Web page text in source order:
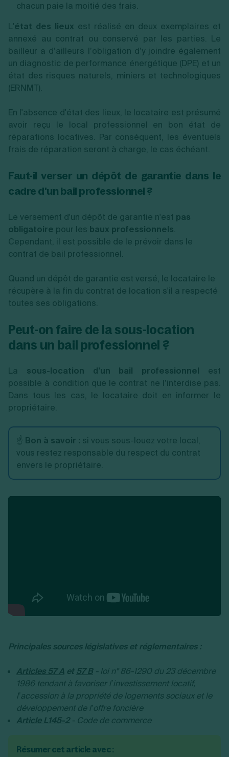
chacun paie la moitié des frais.
L'état des lieux est réalisé en deux exemplaires et
annexé au contrat ou conservé par les parties. Le
bailleur a d’ailleurs l’obligation d’y joindre également
un diagnostic de performance énergétique (DPE) et un
état des risques naturels, miniers et technologiques
(ERNMT).
En l'absence d'état des lieux, le locataire est présumé
avoir reçu le local professionnel en bon état de
réparations locatives. Par conséquent, les éventuels
frais de réparation seront à charge, le cas échéant.
Faut-il verser un dépôt de garantie dans le
cadre d'un bail professionnel ?
Le versement d'un dépôt de garantie n'est pas
obligatoire pour les baux professionnels.
Cependant, il est possible de le prévoir dans le
contrat de bail professionnel.
Quand un dépôt de garantie est versé, le locataire le
récupère à la fin du contrat de location s'il a respecté
toutes ses obligations.
Peut-on faire de la sous-location
dans un bail professionnel ?
La sous-location d’un bail professionnel est
possible à condition que le contrat ne l’interdise pas.
Dans tous les cas, le locataire doit en informer le
propriétaire.
☝️ Bon à savoir : si vous sous-louez votre local,
vous restez responsable du respect du contrat
envers le propriétaire.
Principales sources législatives et réglementaires :
Articles 57 A et 57 B - loi n° 86-1290 du 23 décembre
1986 tendant à favoriser l’investissement locatif,
l’accession à la propriété de logements sociaux et le
développement de l’offre foncière
Article L145-2- Code de commerce
Résumer cet article avec :